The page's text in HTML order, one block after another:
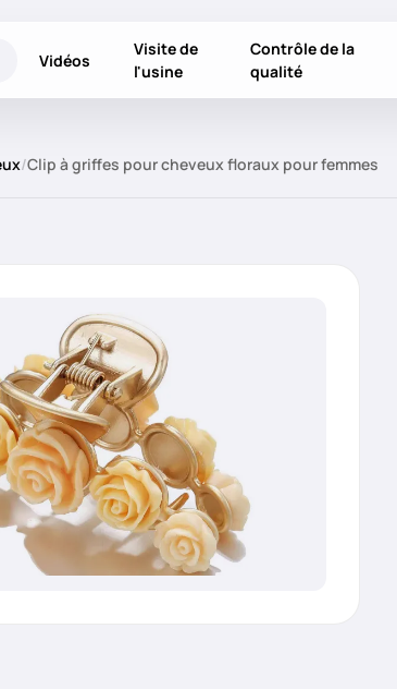
Vidéos
Visite de
l'usine
Contrôle de la
qualité
/Clip à griffes pour cheveux floraux pour femmes